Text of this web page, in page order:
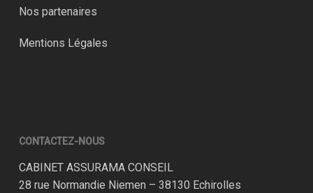
Nos partenaires
Mentions Légales
CONTACTEZ-NOUS
CABINET ASSURAMA CONSEIL
28 rue Normandie Niemen – 38130 Echirolles